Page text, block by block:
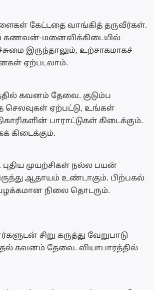
கேட்டதை வாங்கித் தருவீர்கள்.
கணவன்-மனைவிக்கிடையில்
இருந்தாலும், உற்சாகமாகச்
ஏற்படலாம்.
கவனம் தேவை. குடும்ப
செலவுகள் ஏற்பட்டு, உங்கள்
பாராட்டுகள் கிடைக்கும்.
கிடைக்கும்.
முயற்சிகள் நல்ல பயன்
ஆதாயம் உண்டாகும். பிற்பகல்
நிலை தொடரும்.
சிறு கருத்து வேறுபாடு
கவனம் தேவை. வியாபாரத்தில்